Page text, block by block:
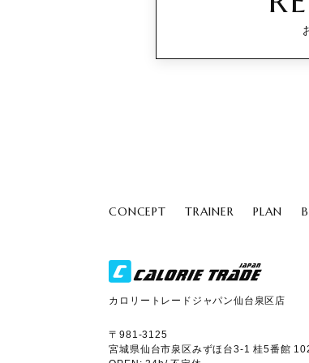
CONCEPT TRAINER PLAN
カロリートレードジャパン仙台泉区店
〒981-3125
宮城県仙台市泉区みずほ台3-1 桂5番館